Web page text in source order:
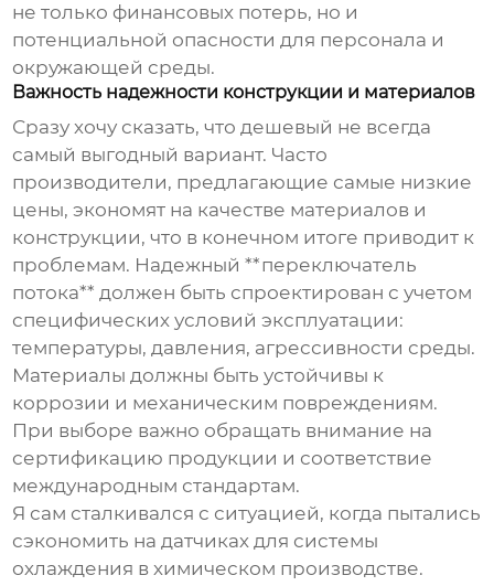
не только финансовых потерь, но и
потенциальной опасности для персонала и
окружающей среды.
Важность надежности конструкции и материалов
Сразу хочу сказать, что дешевый не всегда
самый выгодный вариант. Часто
производители, предлагающие самые низкие
цены, экономят на качестве материалов и
конструкции, что в конечном итоге приводит к
проблемам. Надежный **переключатель
потока** должен быть спроектирован с учетом
специфических условий эксплуатации:
температуры, давления, агрессивности среды.
Материалы должны быть устойчивы к
коррозии и механическим повреждениям.
При выборе важно обращать внимание на
сертификацию продукции и соответствие
международным стандартам.
Я сам сталкивался с ситуацией, когда пытались
сэкономить на датчиках для системы
охлаждения в химическом производстве.